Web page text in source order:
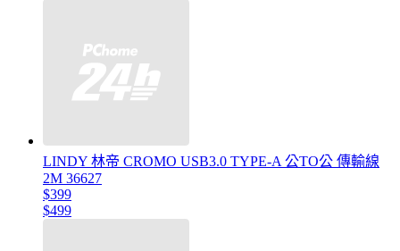
LINDY 林帝 CROMO USB3.0 TYPE-A 公TO公 傳輸線
2M 36627
$399
$499